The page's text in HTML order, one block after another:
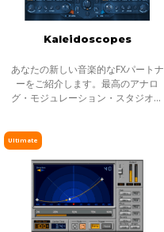
Kaleidoscopes
あなたの新しい音楽的なFXパートナ
ーをご紹介します。最高のアナロ
グ・モジュレーション・スタジオの
ス、トレモロ・サウンドの全てを揃
Ultimate